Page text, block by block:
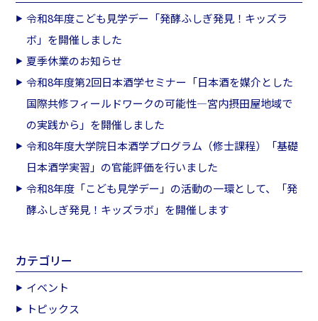
令和8年度こども見学デー「発酵ふしぎ発見！キッズラ
ボ」を開催しました
夏季休業のお知らせ
令和8年度第2回日本酒学セミナー「日本酒を媒介とした
国際共修フィールドワークの可能性―宮内摂田屋地域で
の実践から」を開催しました
令和8年度大学院日本酒学プログラム（修士課程）「基礎
日本酒学実習」の官能評価を行いました
令和8年度「こども見学デー」の活動の一環として、「発
酵ふしぎ発見！キッズラボ」を開催します
カテゴリー
イベント
トピックス